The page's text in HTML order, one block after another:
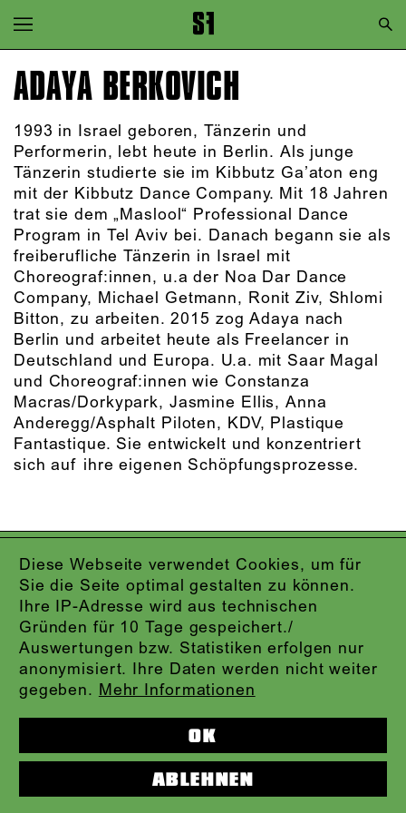
Zur Hauptnavigation springen
Zum Hauptinhalt springen
Diese Webseite verwendet Cookies, um für
Sie die Seite optimal gestalten zu können.
Ihre IP-Adresse wird aus technischen
Gründen für 10 Tage gespeichert./
Auswertungen bzw. Statistiken erfolgen nur
anonymisiert. Ihre Daten werden nicht weiter
gegeben. Mehr Informationen
OK
ABLEHNEN
ADAYA BERKOVICH
1993 in Israel geboren, Tänzerin und
Performerin, lebt heute in Berlin. Als junge
Tänzerin studierte sie im Kibbutz Ga’aton eng
mit der Kibbutz Dance Company. Mit 18 Jahren
trat sie dem „Maslool“ Professional Dance
Program in Tel Aviv bei. Danach begann sie als
freiberufliche Tänzerin in Israel mit
Choreograf:innen, u.a der Noa Dar Dance
Company, Michael Getmann, Ronit Ziv, Shlomi
Bitton, zu arbeiten. 2015 zog Adaya nach
Berlin und arbeitet heute als Freelancer in
Deutschland und Europa. U.a. mit Saar Magal
und Choreograf:innen wie Constanza
Macras/Dorkypark, Jasmine Ellis, Anna
Anderegg/Asphalt Piloten, KDV, Plastique
Fantastique. Sie entwickelt und konzentriert
sich auf ihre eigenen Schöpfungsprozesse.
IMPRESSUM
DATENSCHUTZ
AGB
KONTAKT
ABO-LOGIN
PRESSE
NEWSLETTER
069.212.49.49.4